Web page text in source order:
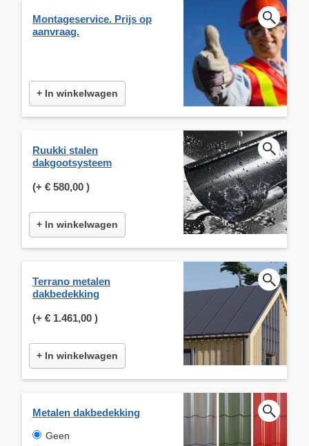
Montageservice. Prijs op
aanvraag.
+ In winkelwagen
Ruukki stalen
dakgootsysteem
(+ € 580,00 )
+ In winkelwagen
Terrano metalen
dakbedekking
(+ € 1.461,00 )
+ In winkelwagen
Metalen dakbedekking
Geen